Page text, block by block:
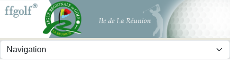
Panneau de gestion des cookies